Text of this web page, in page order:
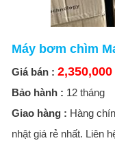
Máy bơm chìm
Giá bán :
Bảo hành : 12 tháng
Giao hàng : Hàng
nhật giá rẻ nhất. Liên